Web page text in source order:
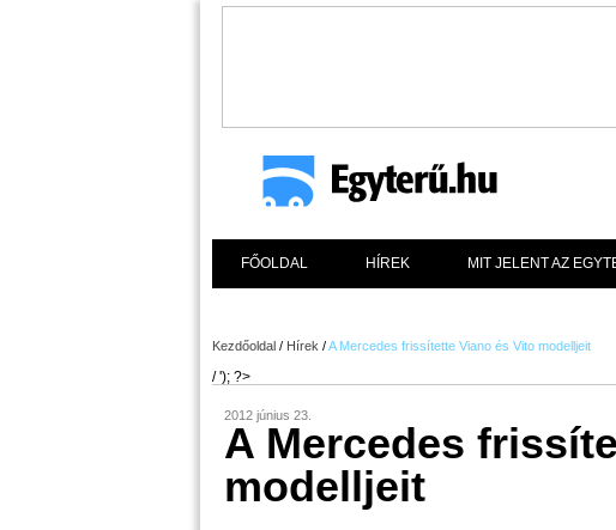
FŐOLDAL HÍREK MIT JELENT AZ
Kezdőoldal / Hírek /A Mercedes frissítette Viano és Vito modelljeit
/ '); ?>
2012 június 23.
A Mercedes
modelljeit